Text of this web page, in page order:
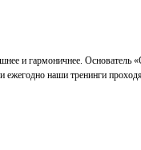
и гармоничнее. Основатель
наши тренинги